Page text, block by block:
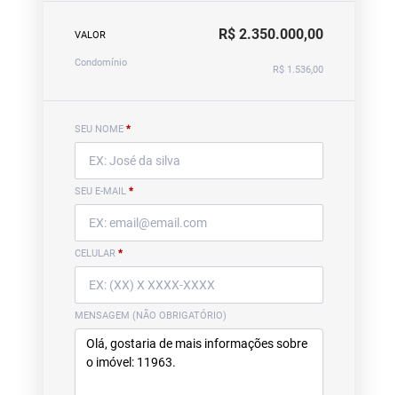
VALOR R$ 2.350.000,00
Condomínio
R$ 1.536,00
SEU NOME *
SEU E-MAIL *
CELULAR *
MENSAGEM (NÃO OBRIGATÓRIO)